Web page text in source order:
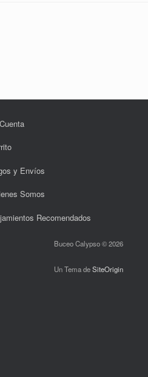
y Envíos
Somos
Recomendados
Buceo Calypso © 2026
Un Tema deSiteOrigin